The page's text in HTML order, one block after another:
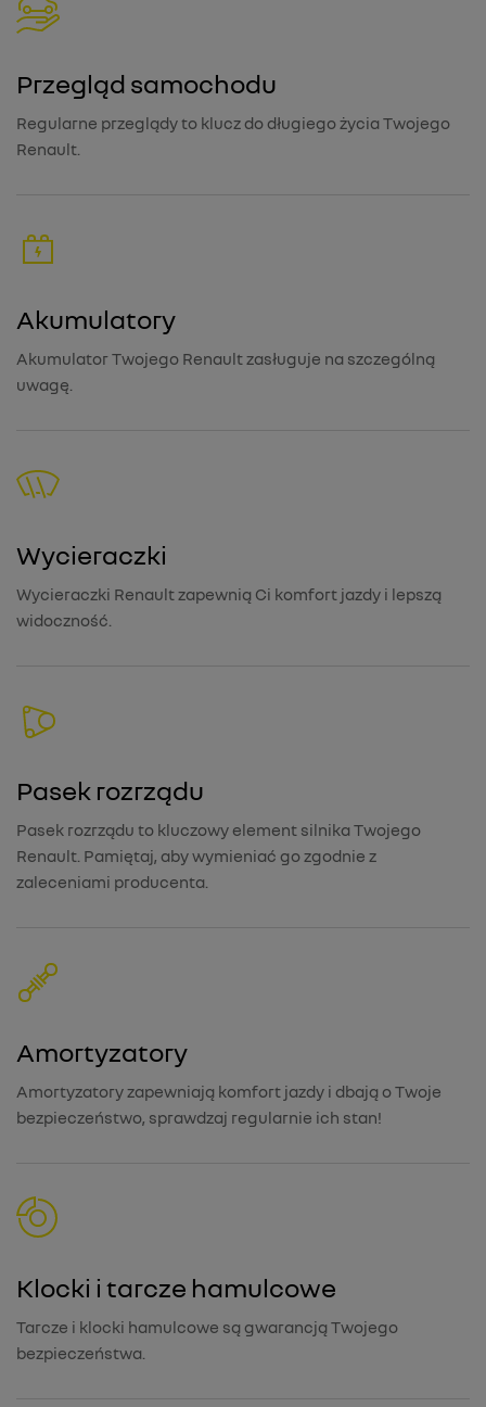
Przegląd samochodu
Regularne przeglądy to klucz do długiego życia Twojego
Renault.
Akumulatory
Akumulator Twojego Renault zasługuje na szczególną
uwagę.
Wycieraczki
Wycieraczki Renault zapewnią Ci komfort jazdy i lepszą
widoczność.
Pasek rozrządu
Pasek rozrządu to kluczowy element silnika Twojego
Renault. Pamiętaj, aby wymieniać go zgodnie z
zaleceniami producenta.
Amortyzatory
Amortyzatory zapewniają komfort jazdy i dbają o Twoje
bezpieczeństwo, sprawdzaj regularnie ich stan!
Klocki i tarcze hamulcowe
Tarcze i klocki hamulcowe są gwarancją Twojego
bezpieczeństwa.